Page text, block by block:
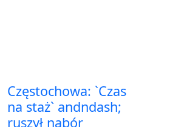
Częstochowa: `Czas
na staż` andndash;
ruszył nabór